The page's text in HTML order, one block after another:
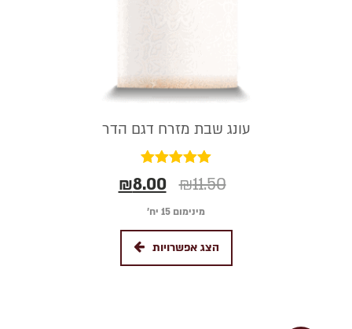
עונג שבת מזרח דגם הדר
5.00
₪11.50
₪8.00
מינימום 15 יח׳
הצג אפשרויות